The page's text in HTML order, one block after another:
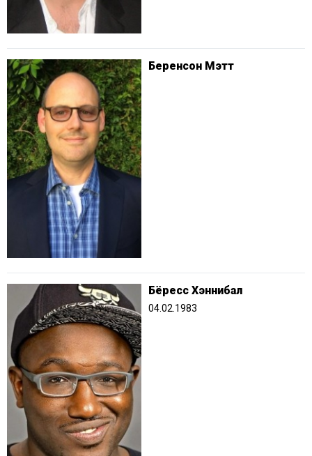
Беренсон Мэтт
Бёресс Хэннибал
04.02.1983